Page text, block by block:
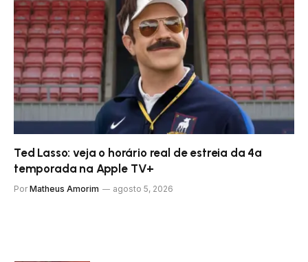
Ted Lasso: veja o horário real de estreia da 4ª
temporada na Apple TV+
Por Matheus Amorim agosto 5, 2026